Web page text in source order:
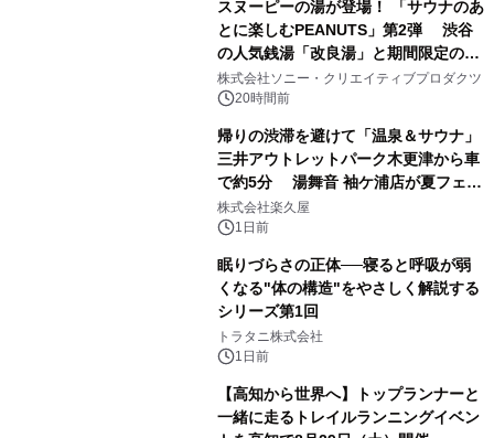
スヌーピーの湯が登場！ 「サウナのあ
とに楽しむPEANUTS」第2弾 渋谷
の人気銭湯「改良湯」と期間限定のコ
ラボレーション サウナイキタイコラ
ボグッズも発売決定！
株式会社ソニー・クリエイティブプロダクツ
20時間前
帰りの渋滞を避けて「温泉＆サウナ」
三井アウトレットパーク木更津から車
で約5分 湯舞音 袖ケ浦店が夏フェア
メニューを提供
株式会社楽久屋
1日前
眠りづらさの正体──寝ると呼吸が弱
くなる"体の構造"をやさしく解説する
シリーズ第1回
トラタニ株式会社
1日前
【高知から世界へ】トップランナーと
一緒に走るトレイルランニングイベン